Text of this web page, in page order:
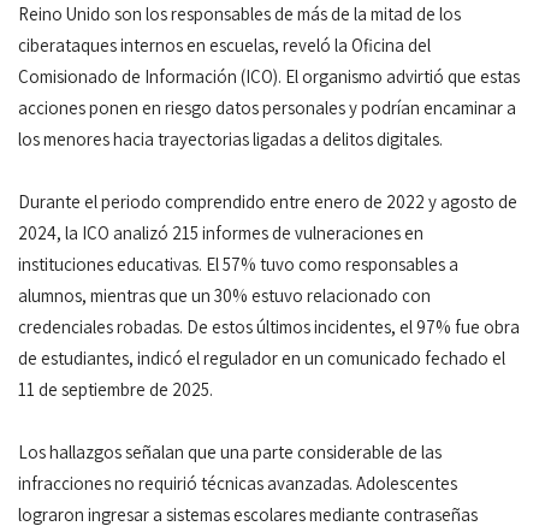
Reino Unido son los responsables de más de la mitad de los
ciberataques internos en escuelas, reveló la Oficina del
Comisionado de Información (ICO). El organismo advirtió que estas
acciones ponen en riesgo datos personales y podrían encaminar a
los menores hacia trayectorias ligadas a delitos digitales.
Durante el periodo comprendido entre enero de 2022 y agosto de
2024, la ICO analizó 215 informes de vulneraciones en
instituciones educativas. El 57% tuvo como responsables a
alumnos, mientras que un 30% estuvo relacionado con
credenciales robadas. De estos últimos incidentes, el 97% fue obra
de estudiantes, indicó el regulador en un comunicado fechado el
11 de septiembre de 2025.
Los hallazgos señalan que una parte considerable de las
infracciones no requirió técnicas avanzadas. Adolescentes
lograron ingresar a sistemas escolares mediante contraseñas